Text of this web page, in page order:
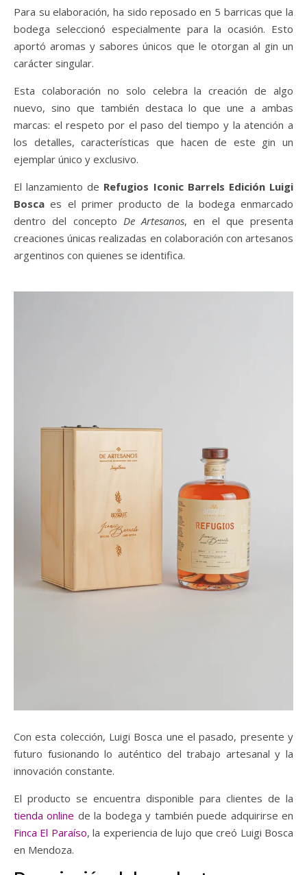
Para su elaboración, ha sido reposado en 5 barricas que la
bodega seleccionó especialmente para la ocasión. Esto
aportó aromas y sabores únicos que le otorgan al gin un
carácter singular.
Esta colaboración no solo celebra la creación de algo
nuevo, sino que también destaca lo que une a ambas
marcas: el respeto por el paso del tiempo y la atención a
los detalles, características que hacen de este gin un
ejemplar único y exclusivo.
El lanzamiento de Refugios Iconic Barrels Edición Luigi
Bosca es el primer producto de la bodega enmarcado
dentro del concepto De Artesanos, en el que presenta
creaciones únicas realizadas en colaboración con artesanos
argentinos con quienes se identifica.
Con esta colección, Luigi Bosca une el pasado, presente y
futuro fusionando lo auténtico del trabajo artesanal y la
innovación constante.
El producto se encuentra disponible para clientes de la
tienda online de la bodega y también puede adquirirse en
Finca El Paraíso, la experiencia de lujo que creó Luigi Bosca
en Mendoza.